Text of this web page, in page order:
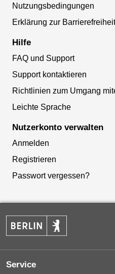
Nutzungsbedingungen
Erklärung zur Barrierefreiheit
Hilfe
FAQ und Support
Support kontaktieren
Richtlinien zum Umgang
Leichte Sprache
Nutzerkonto verwalten
Anmelden
Registrieren
Passwort vergessen?
Service